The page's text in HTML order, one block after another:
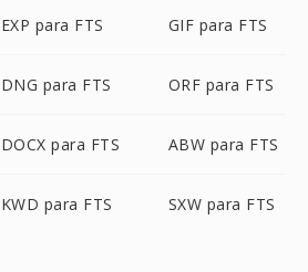
EXP para FTS GIF para FTS
DNG para FTS ORF para FTS
DOCX para FTS ABW para FTS
KWD para FTS SXW para FTS